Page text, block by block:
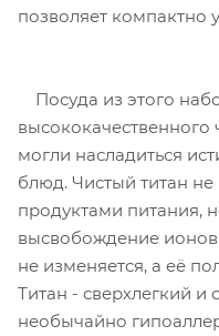
позволяет компактно
Посуда из этого
высококачественного
могли насладиться
блюд. Чистый титан не
продуктами питания,
высвобождение ионов
не изменяется, а её
Титан - сверхлегкий
необычайно